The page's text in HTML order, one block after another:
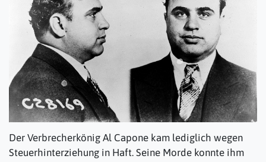
Der Verbrecherkönig Al Capone kam lediglich wegen
Steuerhinterziehung in Haft. Seine Morde konnte ihm